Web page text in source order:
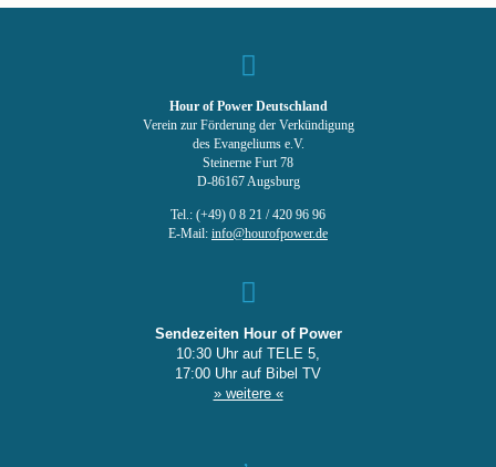
Hour of Power Deutschland
Verein zur Förderung der Verkündigung
des Evangeliums e.V.
Steinerne Furt 78
D-86167 Augsburg
Tel.: (+49) 0 8 21 / 420 96 96
E-Mail: info@hourofpower.de
Sendezeiten Hour of Power
10:30 Uhr auf TELE 5,
17:00 Uhr auf Bibel TV
» weitere «